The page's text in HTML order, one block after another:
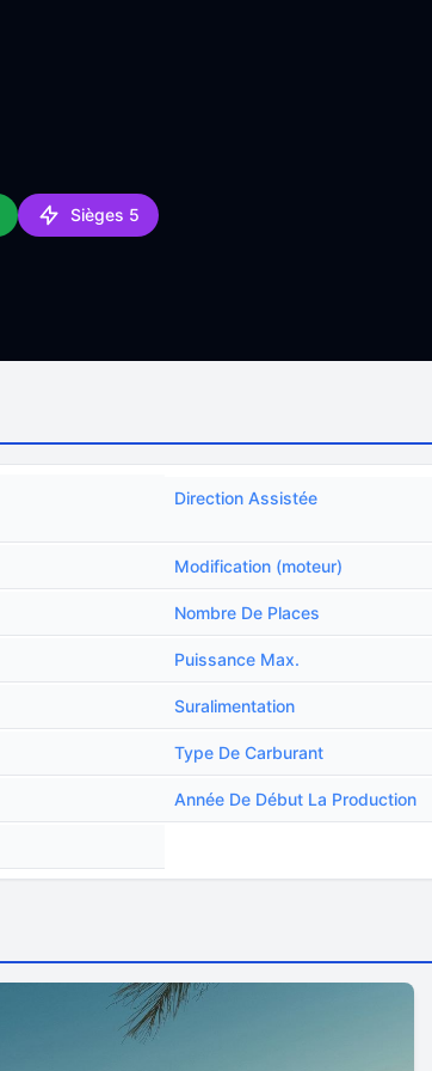
Sièges 5
Direction Assistée
Modification (moteur)
Nombre De Places
Puissance Max.
Suralimentation
Type De Carburant
Année De Début La Production